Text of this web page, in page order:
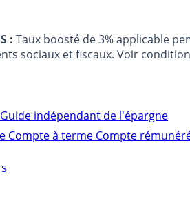
: Taux boosté de 3% applicable
sociaux et fiscaux. Voir
Guide indépendant de l'épargne
Compte à terme Compte